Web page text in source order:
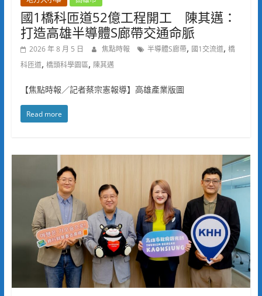
國1橋科匝道52億工程開工 陳其邁：
打造高雄半導體S廊帶交通命脈
2026 年 8 月 5 日 焦點時報 半導體S廊帶, 國1交流道, 橋
科匝道, 橋頭科學園區, 陳其邁
【焦點時報／記者蔡宗憲報導】高雄產業版圖
Read more